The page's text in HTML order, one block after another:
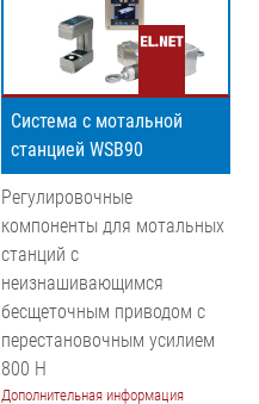
Система с мотальной
станцией WSB90
Регулировочные
компоненты для мотальных
станций с
неизнашивающимся
бесщеточным приводом с
перестановочным усилием
800 Н
Дополнительная информация